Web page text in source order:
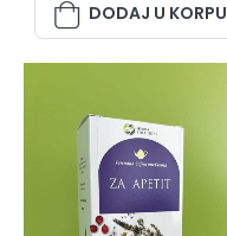
DODAJ U KORPU